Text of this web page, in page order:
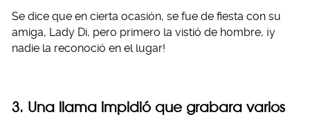
Se dice que en cierta ocasión, se fue de fiesta con su
amiga, Lady Di, pero primero la vistió de hombre, ¡y
nadie la reconoció en el lugar!
3. Una llama impidió que grabara varios